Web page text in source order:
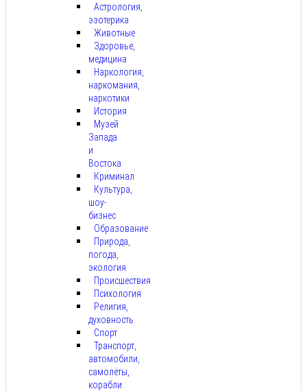
Астрология,
эзотерика
Животные
Здоровье,
медицина
Наркология,
наркомания,
наркотики
История
Музей
Запада
и
Востока
Криминал
Культура,
шоу-
бизнес
Образование
Природа,
погода,
экология
Происшествия
Психология
Религия,
духовность
Спорт
Транспорт,
автомобили,
самолёты,
корабли